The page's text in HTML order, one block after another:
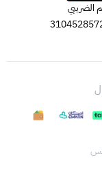
الضريبي